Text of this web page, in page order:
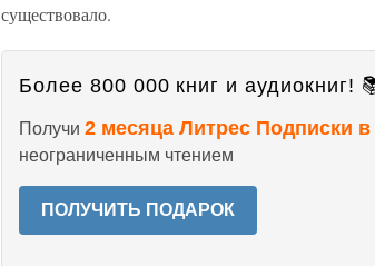
существовало.
Более 800 000 книг и аудиокниг!
Получи 2 месяца Литрес Подписки в
неограниченным чтением
ПОЛУЧИТЬ ПОДАРОК